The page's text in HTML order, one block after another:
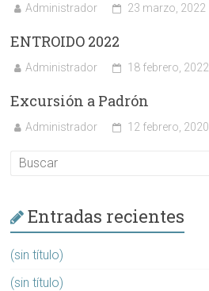
Administrador 23 marzo, 2022
ENTROIDO 2022
Administrador 18 febrero, 2022
Excursión a Padrón
Administrador 12 febrero, 2020
Entradas recientes
(sin título)
(sin título)